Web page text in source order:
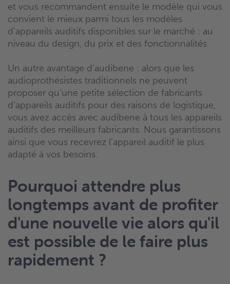
et vous recommandent ensuite le modèle qui vous
convient le mieux parmi tous les modèles
d’appareils auditifs disponibles sur le marché : au
niveau du design, du prix et des fonctionnalités.
Un autre avantage d’audibene : alors que les
audioprothésistes traditionnels ne peuvent
proposer qu’une petite sélection de fabricants
d’appareils auditifs pour des raisons de logistique,
vous avez accès avec audibene à tous les appareils
auditifs des meilleurs fabricants. Nous garantissons
ainsi que vous recevrez l’appareil auditif le plus
adapté à vos besoins.
Pourquoi attendre plus
longtemps avant de profiter
d'une nouvelle vie alors qu'il
est possible de le faire plus
rapidement ?